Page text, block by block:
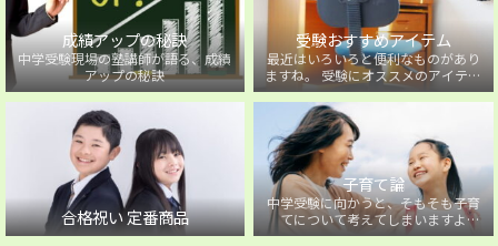
成績アップの秘訣
中学受験現場の塾講師が語る、成績
アップの秘訣
受験おすすめアイテム
最近はいろいろと便利なものがあり
ますね。 受験にオススメのアイテム
を紹介しています。
合格祝い 定番商品
子育て論
中学受験に向かうと、そもそも子育
てについて考えてしまいますよ
ね・・・。中学受験に向かうお子様